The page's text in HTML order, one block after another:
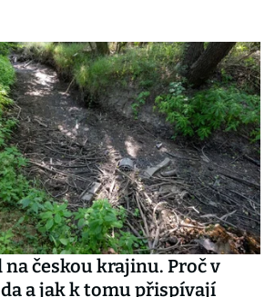
na českou krajinu. Proč v
a jak k tomu přispívají